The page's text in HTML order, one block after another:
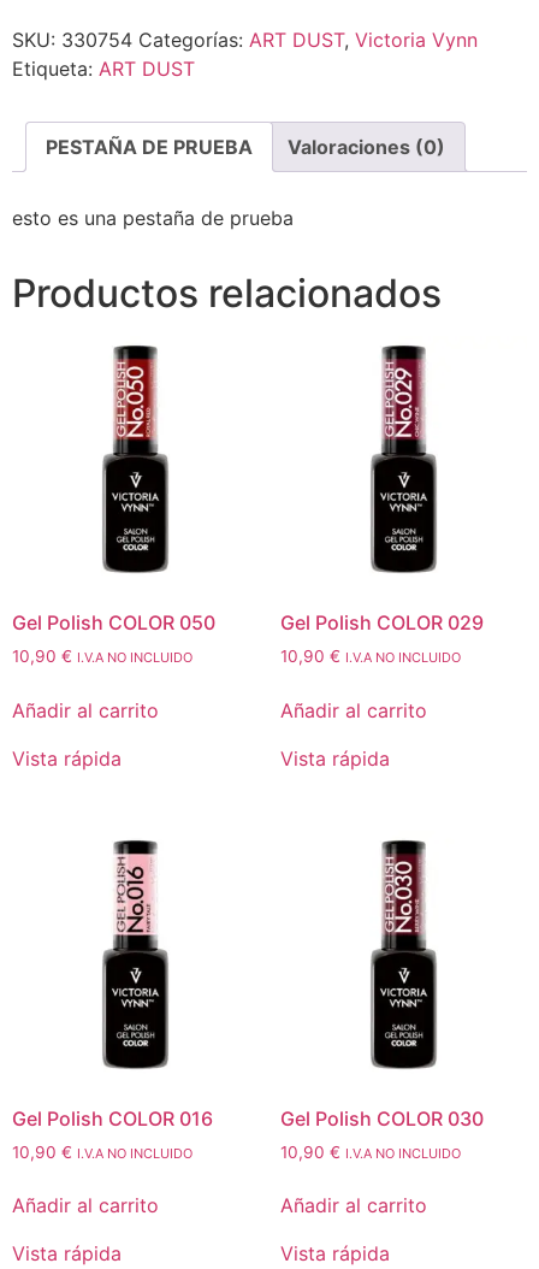
SKU: 330754 Categorías: ART DUST, Victoria Vynn
Etiqueta: ART DUST
PESTAÑA DE PRUEBA Valoraciones (0)
esto es una pestaña de prueba
Productos relacionados
Gel Polish COLOR 050
10,90 € I.V.A NO INCLUIDO
Añadir al carrito
Vista rápida
Gel Polish COLOR 029
10,90 € I.V.A NO INCLUIDO
Añadir al carrito
Vista rápida
Gel Polish COLOR 016
10,90 € I.V.A NO INCLUIDO
Añadir al carrito
Vista rápida
Gel Polish COLOR 030
10,90 € I.V.A NO INCLUIDO
Añadir al carrito
Vista rápida